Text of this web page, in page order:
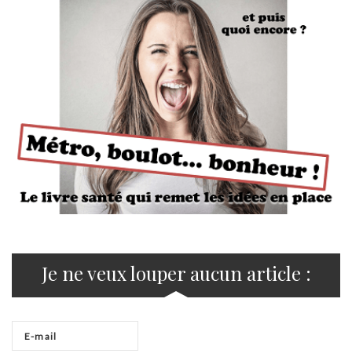
Je ne veux louper aucun article :